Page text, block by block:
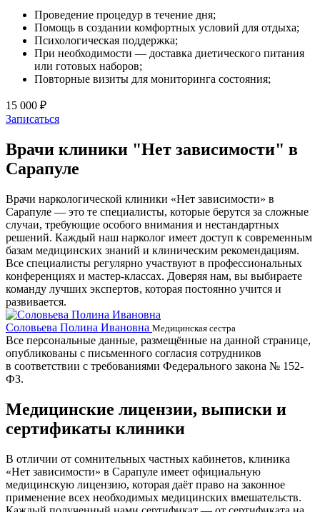
Проведение процедур в течение дня;
Помощь в создании комфортных условий для отдыха;
Психологическая поддержка;
При необходимости — доставка диетического питания
или готовых наборов;
Повторные визиты для мониторинга состояния;
15 000 ₽
Записаться
Врачи клиники "Нет зависимости" в
Сарапуле
Врачи наркологической клиники «Нет зависимости» в
Сарапуле — это те специалисты, которые берутся за сложные
случаи, требующие особого внимания и нестандартных
решений. Каждый наш нарколог имеет доступ к современным
базам медицинских знаний и клиническим рекомендациям.
Все специалисты регулярно участвуют в профессиональных
конференциях и мастер-классах. Доверяя нам, вы выбираете
команду лучших экспертов, которая постоянно учится и
развивается.
Соловьева Полина Ивановна Медицинская сестра
Все персональные данные, размещённые на данной странице,
опубликованы с письменного согласия сотрудников
в соответствии с требованиями Федерального закона № 152-
ФЗ.
Медицинские лицензии, выписки и
сертификаты клиники
В отличии от сомнительных частных кабинетов, клиника
«Нет зависимости» в Сарапуле имеет официальную
медицинскую лицензию, которая даёт право на законное
применение всех необходимых медицинских вмешательств.